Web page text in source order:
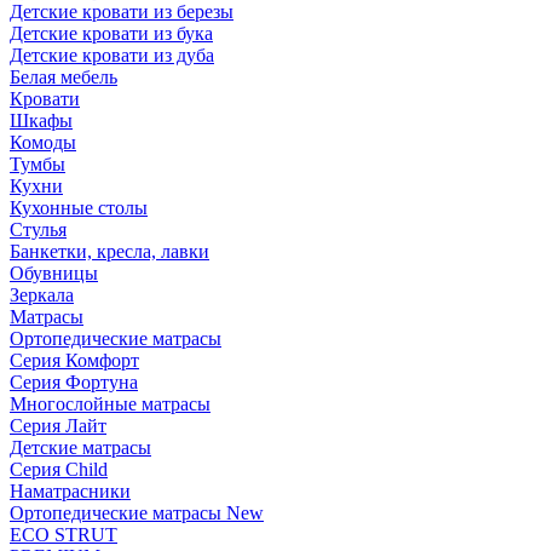
Детские кровати из березы
Детские кровати из бука
Детские кровати из дуба
Белая мебель
Кровати
Шкафы
Комоды
Тумбы
Кухни
Кухонные столы
Стулья
Банкетки, кресла, лавки
Обувницы
Зеркала
Матрасы
Ортопедические матрасы
Серия Комфорт
Серия Фортуна
Многослойные матрасы
Серия Лайт
Детские матрасы
Серия Child
Наматрасники
Ортопедические матрасы New
ECO STRUT